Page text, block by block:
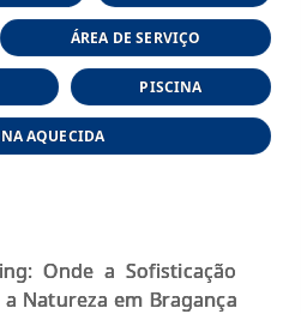
ÁREA DE SERVIÇO
PISCINA
AQUECIDA
Onde a Sofisticação
Natureza em Bragança